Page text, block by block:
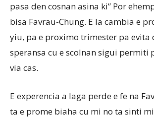
pasa den cosnan asina ki” Por
bisa Favrau-Chung. E la cambia e
yiu, pa e proximo trimester pa evita
speransa cu e scolnan sigui permiti
via cas.
E experencia a laga perde e fe na
ta e prome biaha cu mi no ta sinti